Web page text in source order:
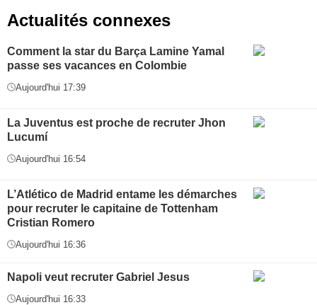
Actualités connexes
Comment la star du Barça Lamine Yamal
passe ses vacances en Colombie
Aujourd'hui 17:39
La Juventus est proche de recruter Jhon
Lucumí
Aujourd'hui 16:54
L’Atlético de Madrid entame les démarches
pour recruter le capitaine de Tottenham
Cristian Romero
Aujourd'hui 16:36
Napoli veut recruter Gabriel Jesus
Aujourd'hui 16:33